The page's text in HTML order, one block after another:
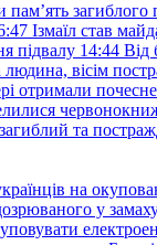
пам’ять
Ізмаїл став
підвалу 14:44 Від
вісім
отримали
та
на
у